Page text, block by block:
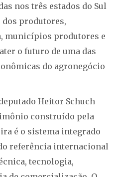
nos três estados do Sul
produtores,
municípios produtores e
o futuro de uma das
do agronegócio
Heitor Schuch
construído pela
é o sistema integrado
referência internacional
tecnologia,